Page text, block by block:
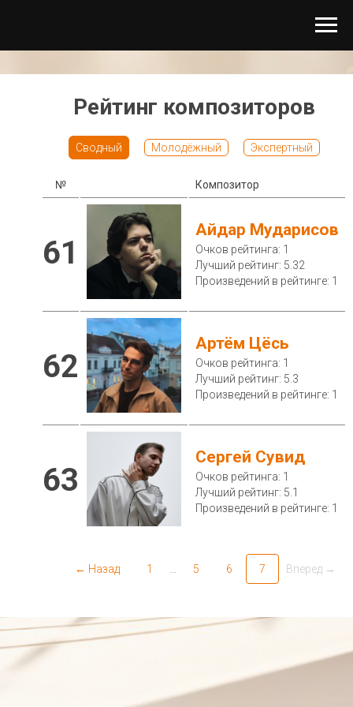
Рейтинг композиторов
Сводный Молодёжный Экспертный
№ Композитор
61
Айдар Мударисов
Очков рейтинга: 1
Лучший рейтинг: 5.32
Произведений в рейтинге: 1
62
Артём Цёсь
Очков рейтинга: 1
Лучший рейтинг: 5.3
Произведений в рейтинге: 1
63
Сергей Сувид
Очков рейтинга: 1
Лучший рейтинг: 5.1
Произведений в рейтинге: 1
← Назад 1 5 6 7 Вперед →